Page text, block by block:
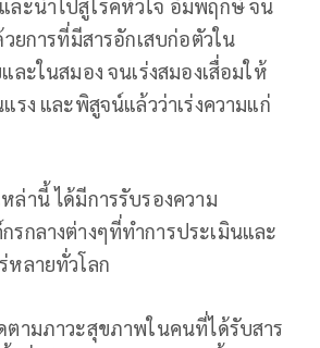
ละนำไปสู่โรคหัวใจ อัมพฤกษ์ จน
วยการที่มีสารอักเสบก่อตัวใน
ละในสมอง จนเร่งสมองเสื่อมให้
รง และพิสูจน์แล้วว่าเร่งความแก่
ล่านี้ ได้มีการรับรองความ
รกลางต่างๆที่ทำการประเมินและ
หลายทั่วโลก
ตามภาวะสุขภาพในคนที่ได้รับสาร